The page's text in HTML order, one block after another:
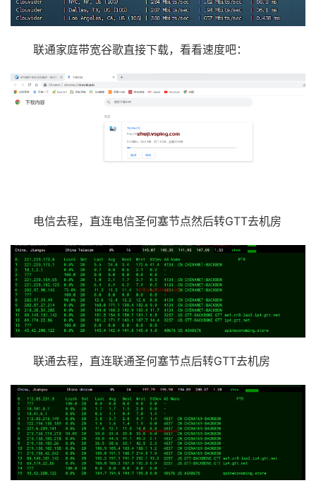
联通家庭带宽谷歌直接下载，看看速度吧：
电信去程，直连电信圣何塞节点然后转GTT去机房
联通去程，直连联通圣何塞节点后转GTT去机房